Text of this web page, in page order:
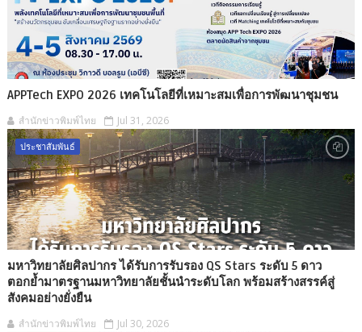
APPTech EXPO 2026 เทคโนโลยีที่เหมาะสมเพื่อการพัฒนาชุมชน
สำนักข่าวพิมพ์ไทย Jul 31, 2026
ประชาสัมพันธ์
มหาวิทยาลัยศิลปากร ได้รับการรับรอง QS Stars ระดับ 5 ดาว
ตอกย้ำมาตรฐานมหาวิทยาลัยชั้นนำระดับโลก พร้อมสร้างสรรค์สู่
สังคมอย่างยั่งยืน
สำนักข่าวพิมพ์ไทย Jul 30, 2026